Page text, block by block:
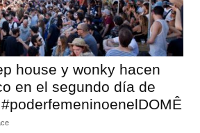
house y wonky hacen
en el segundo día de